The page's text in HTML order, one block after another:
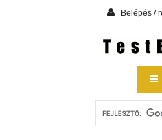
Belépés /